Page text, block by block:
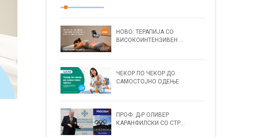
НОВО: ТЕРАПИЈА СО
ВИСОКОИНТЕНЗИВЕН ...
ЧЕКОР ПО ЧЕКОР ДО
САМОСТОЈНО ОДЕЊЕ
ПРОФ. Д-Р ОЛИВЕР
КАРАНФИЛСКИ СО СТР...